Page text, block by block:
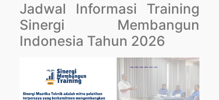
Jadwal Informasi Training
Sinergi Membangun
Indonesia Tahun 2026